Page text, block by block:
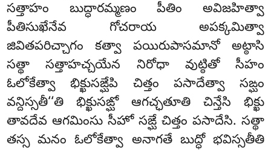
సత్తాహం బుద్ధారమ్మణం పీతిం అవిజహిత్వా
పీతిసుఖేనేవ గోచరాయ అపక్కమిత్వా
జివితపరిచ్చాగం కత్వా పయిరుపాసమానో అట్ఠాసి
సత్థా సత్తాహచ్చయేన నిరోధా వుట్ఠితో సీహం
ఓలోకేత్వా భిక్ఖుసఙ్ఘేపి చిత్తం పసాదేత్వా సఙ్ఘం
వన్దిస్సతీ‘‘తి భిక్ఖుసఙ్ఘో ఆగచ్ఛతూతి చిన్తేసి భిక్ఖు
తావదేవ ఆగమింసు సీహో సఙ్ఘే చిత్తం పసాదేసి. సత్థా
తస్స మనం ఓలోకేత్వా అనాగతే బుద్ధో భవిస్సతీతి